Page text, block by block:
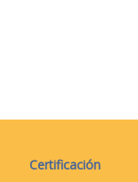
Certificación